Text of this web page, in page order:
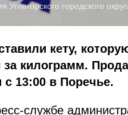
Углегорского городского
кету,
килограмм.
с 13:00 в Поречье.
службе